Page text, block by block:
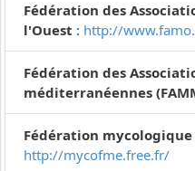
Fédération des
l'Ouest : http://
Fédération des
méditerranéennes
Fédération mycologique
http://mycofme.free.fr/